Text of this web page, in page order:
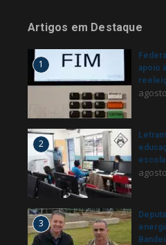
Artigos em Destaque
1
apoio
2
3